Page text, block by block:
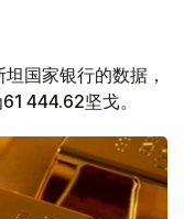
国家银行的数据，
444.62坚戈。